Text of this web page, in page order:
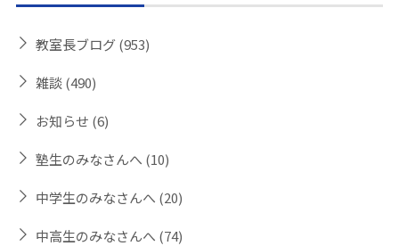
教室長ブログ(953)
雑談(490)
お知らせ (6)
塾生のみなさんへ (10)
中学生のみなさんへ (20)
中高生のみなさんへ (74)